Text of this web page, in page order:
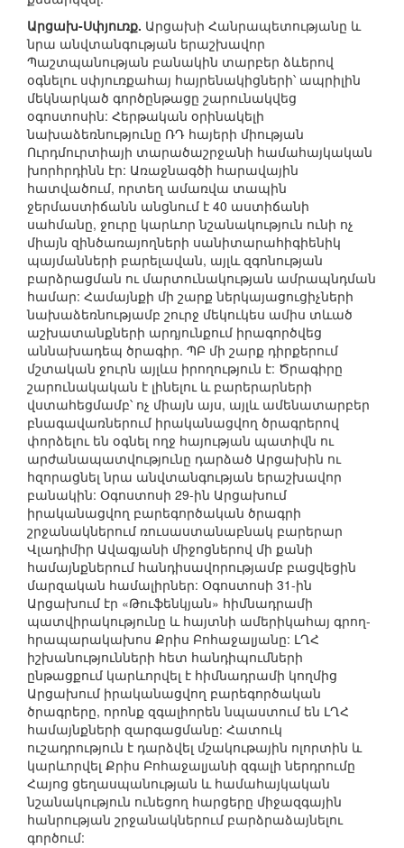
Արցախ-Սփյուռք. Արցախի Հանրապետությանը և
նրա անվտանգության երաշխավոր
Պաշտպանության բանակին տարբեր ձևերով
օգնելու սփյուռքահայ հայրենակիցների՝ ապրիլին
մեկնարկած գործընթացը շարունակվեց
օգոստոսին: Հերթական օրինակելի
նախաձեռնությունը ՌԴ հայերի միության
Ուրդմուրտիայի տարածաշրջանի համահայկական
խորհրդինն էր: Առաջնագծի հարավային
հատվածում, որտեղ ամառվա տապին
ջերմաստիճանն անցնում է 40 աստիճանի
սահմանը, ջուրը կարևոր նշանակություն ունի ոչ
միայն զինծառայողների սանիտարահիգիենիկ
պայմանների բարելավան, այլև զգոնության
բարձրացման ու մարտունակության ամրապնդման
համար: Համայնքի մի շարք ներկայացուցիչների
նախաձեռնությամբ շուրջ մեկուկես ամիս տևած
աշխատանքների արդյունքում իրագործվեց
աննախադեպ ծրագիր. ՊԲ մի շարք դիրքերում
մշտական ջուրն այլևս իրողություն է: Ծրագիրը
շարունակական է լինելու և բարերարների
վստահեցմամբ՝ ոչ միայն այս, այլև ամենատարբեր
բնագավառներում իրականացվող ծրագրերով
փորձելու են օգնել ողջ հայության պատիվն ու
արժանապատվությունը դարձած Արցախին ու
հզորացնել նրա անվտանգության երաշխավոր
բանակին: Օգոստոսի 29-ին Արցախում
իրականացվող բարեգործական ծրագրի
շրջանակներում ռուսաստանաբնակ բարերար
Վլադիմիր Ավագյանի միջոցներով մի քանի
համայնքներում հանդիսավորությամբ բացվեցին
մարզական համալիրներ: Օգոստոսի 31-ին
Արցախում էր «Թուֆենկյան» հիմնադրամի
պատվիրակությունը և հայտնի ամերիկահայ գրող-
հրապարակախոս Քրիս Բոհաջալյանը: ԼՂՀ
իշխանությունների հետ հանդիպումների
ընթացքում կարևորվել է հիմնադրամի կողմից
Արցախում իրականացվող բարեգործական
ծրագրերը, որոնք զգալիորեն նպաստում են ԼՂՀ
համայնքների զարգացմանը: Հատուկ
ուշադրություն է դարձվել մշակութային ոլորտին և
կարևորվել Քրիս Բոհաջալյանի զգալի ներդրումը
Հայոց ցեղասպանության և համահայկական
նշանակություն ունեցող հարցերը միջազգային
հանրության շրջանակներում բարձրաձայնելու
գործում: